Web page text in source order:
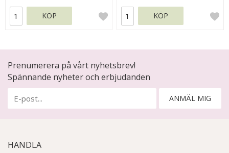
KÖP KÖP
Prenumerera på vårt nyhetsbrev!
Spännande nyheter och erbjudanden
ANMÄL MIG
HANDLA